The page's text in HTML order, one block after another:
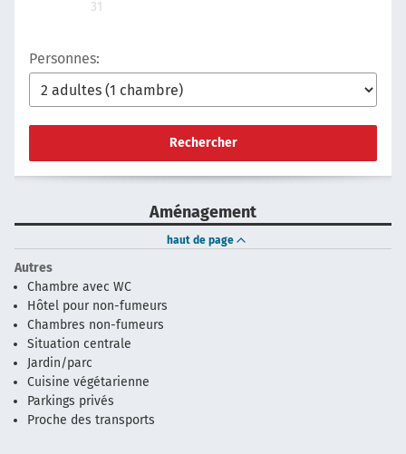
31
Personnes:
Rechercher
Aménagement
haut de page
Autres
Chambre avec WC
Hôtel pour non-fumeurs
Chambres non-fumeurs
Situation centrale
Jardin/parc
Cuisine végétarienne
Parkings privés
Proche des transports